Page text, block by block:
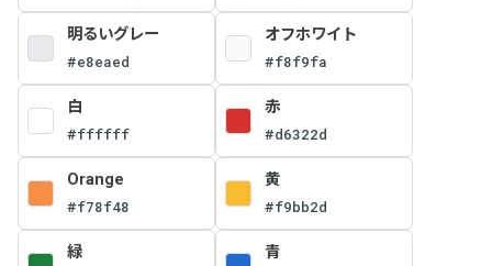
明るいグレー
#e8eaed
オフホワイト
#f8f9fa
白
#ffffff
赤
#d6322d
Orange
#f78f48
黄
#f9bb2d
緑 青